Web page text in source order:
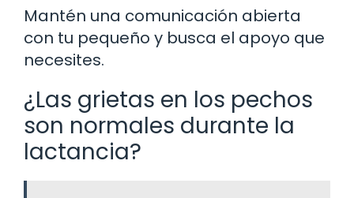
Mantén una comunicación abierta
con tu pequeño y busca el apoyo que
necesites.
¿Las grietas en los pechos
son normales durante la
lactancia?